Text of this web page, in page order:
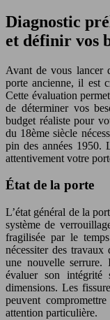
Diagnostic
et définir vos
Avant de vous lancer
porte ancienne, il est
Cette évaluation
de déterminer vos
budget réaliste pour
du 18ème siècle
pin des années 1950.
attentivement votre
État de la porte
L’état général de la
système de
fragilisée par le
nécessiter des
une nouvelle
évaluer son intégrité
dimensions. Les
peuvent
attention particulière.